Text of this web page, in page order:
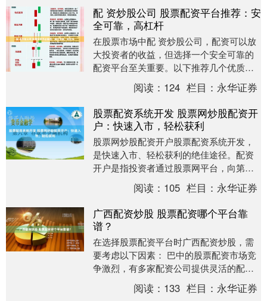
配 资炒股公司 股票配资平台推荐：安
全可靠，高杠杆
在股票市场中配 资炒股公司，配资可以放
大投资者的收益，但选择一个安全可靠的
配资平台至关重要。以下推荐几个优质的
股票配资平台： 某某配资拥有资深的金融
团队，具备丰....
阅读： 124 栏目： 永华证券
股票配资系统开发 股票网炒股配资开
户：快速入市，轻松获利
股票网炒股配资开户股票配资系统开发，
是快速入市、轻松获利的绝佳途径。配资
开户是指投资者通过股票网平台，向第三
方机构借入资金进行股票投资。 我们的配
资利率低，手续....
阅读： 105 栏目： 永华证券
广西配资炒股 股票配资哪个平台靠
谱？
在选择股票配资平台时广西配资炒股，需
要考虑以下因素： 巴中的股票配资市场竞
争激烈，有多家配资公司提供灵活的配资
方案。投资者可以根据自己的风险承受能
力和投资目标选....
阅读： 133 栏目： 永华证券